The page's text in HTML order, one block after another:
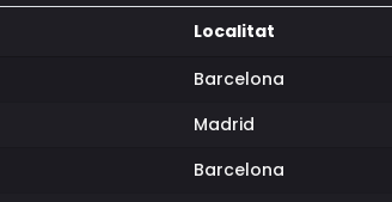
Localitat
Barcelona
Madrid
Barcelona